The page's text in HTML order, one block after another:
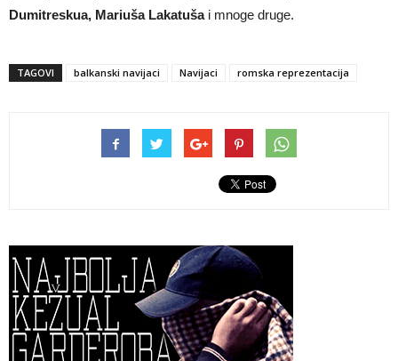
Dumitreskua, Mariuša Lakatušai mnoge druge.
TAGOVI balkanski navijaci Navijaci romska reprezentacija